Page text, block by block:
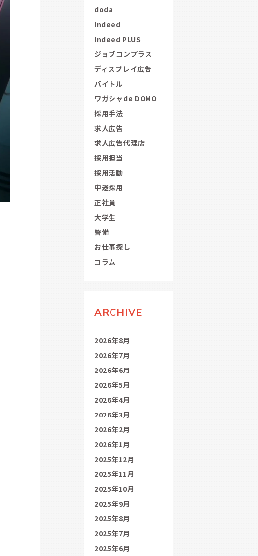
doda
Indeed
Indeed PLUS
ジョブコンプラス
ディスプレイ広告
バイトル
ワガシャde DOMO
採用手法
求人広告
求人広告代理店
採用担当
採用活動
中途採用
正社員
大学生
警備
お仕事探し
コラム
ARCHIVE
2026年8月
2026年7月
2026年6月
2026年5月
2026年4月
2026年3月
2026年2月
2026年1月
2025年12月
2025年11月
2025年10月
2025年9月
2025年8月
2025年7月
2025年6月